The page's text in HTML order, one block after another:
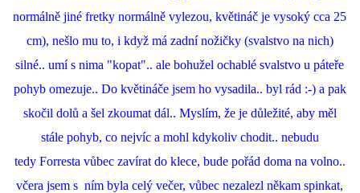
normálně jiné fretky normálně vylezou, květináč je vysoký cca 25
cm), nešlo mu to, i když má zadní nožičky (svalstvo na nich)
silné.. umí s nima "kopat".. ale bohužel ochablé svalstvo u páteře
pohyb omezuje.. Do květináče jsem ho vysadila.. byl rád :-) a pak
skočil dolů a šel zkoumat dál.. Myslím, že je důležité, aby měl
stále pohyb, co nejvíc a mohl kdykoliv chodit.. nebudu
tedy Forresta vůbec zavírat do klece, bude pořád doma na volno..
včera jsem s ním byla celý večer, vůbec nezalezl někam spinkat,